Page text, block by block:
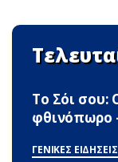
Το Σόι σου:
φθινόπωρο
ΓΕΝΙΚΕΣ